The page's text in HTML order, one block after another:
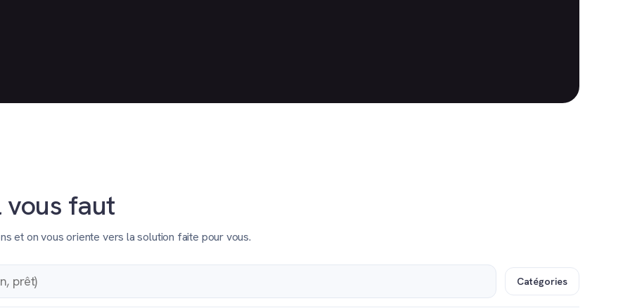
vous faut
et on vous oriente vers la solution faite pour vous.
Catégories